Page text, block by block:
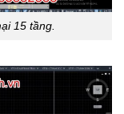
15 tầng.